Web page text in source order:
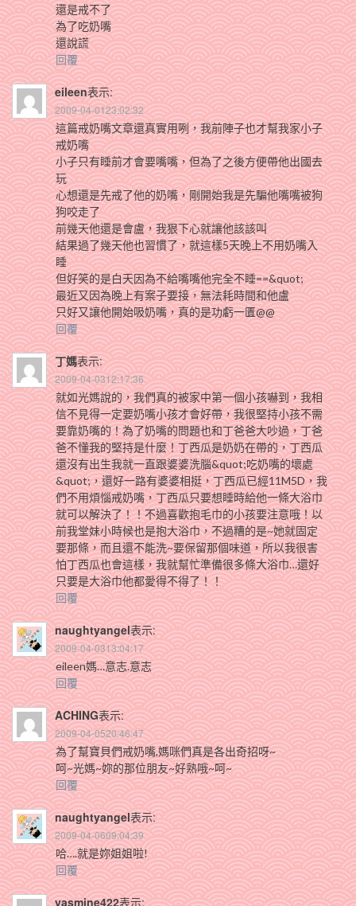
還是戒不了
為了吃奶嘴
還說謊
回覆
eileen表示:
2009-04-0123:02:32
這篇戒奶嘴文章還真實用咧，我前陣子也才幫我家小子
戒奶嘴
小子只有睡前才會要嘴嘴，但為了之後方便帶他出國去
玩
心想還是先戒了他的奶嘴，剛開始我是先騙他嘴嘴被狗
狗咬走了
前幾天他還是會盧，我狠下心就讓他該該叫
結果過了幾天他也習慣了，就這樣5天晚上不用奶嘴入
睡
但好笑的是白天因為不給嘴嘴他完全不睡==&quot;
最近又因為晚上有案子要接，無法耗時間和他盧
只好又讓他開始吸奶嘴，真的是功虧一匱@@
回覆
丁媽表示:
2009-04-0312:17:36
就如光媽說的，我們真的被家中第一個小孩嚇到，我相
信不見得一定要奶嘴小孩才會好帶，我很堅持小孩不需
要靠奶嘴的！為了奶嘴的問題也和丁爸爸大吵過，丁爸
爸不懂我的堅持是什麼！丁西瓜是奶奶在帶的，丁西瓜
還沒有出生我就一直跟婆婆洗腦&quot;吃奶嘴的壞處
&quot;，還好一路有婆婆相挺，丁西瓜已經11M5D，我
們不用煩惱戒奶嘴，丁西瓜只要想睡時給他一條大浴巾
就可以解決了！！不過喜歡抱毛巾的小孩要注意哦！以
前我堂妹小時候也是抱大浴巾，不過糟的是~她就固定
要那條，而且還不能洗~要保留那個味道，所以我很害
怕丁西瓜也會這樣，我就幫忙準備很多條大浴巾…還好
只要是大浴巾他都愛得不得了！！
回覆
naughtyangel表示:
2009-04-0313:04:17
eileen媽…意志.意志
回覆
ACHING表示:
2009-04-0520:46:47
為了幫寶貝們戒奶嘴,媽咪們真是各出奇招呀~
呵~光媽~妳的那位朋友~好熟哦~呵~
回覆
naughtyangel表示:
2009-04-0609:04:39
哈….就是妳姐姐啦!
回覆
yasmine422表示: